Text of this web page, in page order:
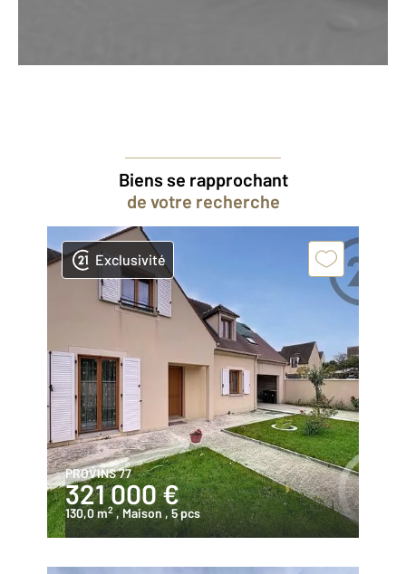
Biens se rapprochant
de votre recherche
Exclusivité
PROVINS 77
321 000 €
130,0 m2 , Maison, 5 pcs